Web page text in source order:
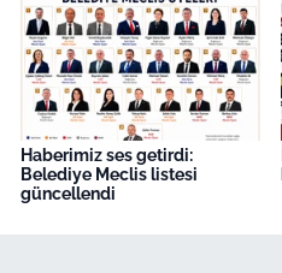
Haberimiz ses getirdi:
Belediye Meclis listesi
güncellendi